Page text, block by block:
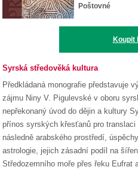
Poštovné
Koupit
Syrská středověká kultura
Předkládaná monografie představuje
zájmu Niny V. Pigulevské v oboru
nepřekonaný úvod do dějin a kultury
přínos syrských křesťanů pro
následně arabského prostředí,
astrologie, jejich zásadní podíl na
Středozemního moře přes řeku Eufrat